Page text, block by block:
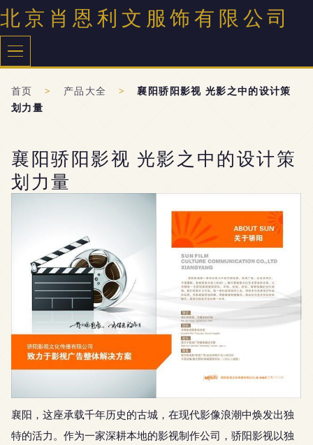
北京肖恩利文服饰有限公司
首页 > 产品大全 >
襄阳骄阳影视 光影之中的设计策
划力量
襄阳骄阳影视 光影之中的设计策
划力量
襄阳，这座承载千年历史的古城，在现代影像浪潮中焕发出独
特的活力。作为一家深耕本地的影视制作公司，骄阳影视以独